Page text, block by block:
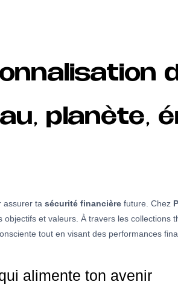
planète,
assurer ta sécurité financière future. Chez
objectifs et valeurs. À travers les collections
tout en visant des performances
alimente ton avenir